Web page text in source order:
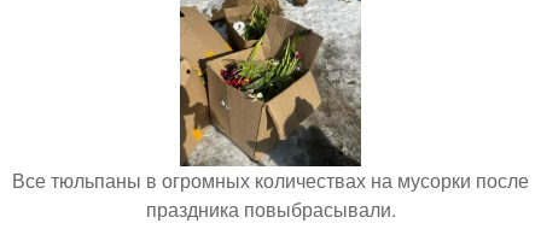
Все тюльпаны в огромных количествах на мусорки после
праздника повыбрасывали.